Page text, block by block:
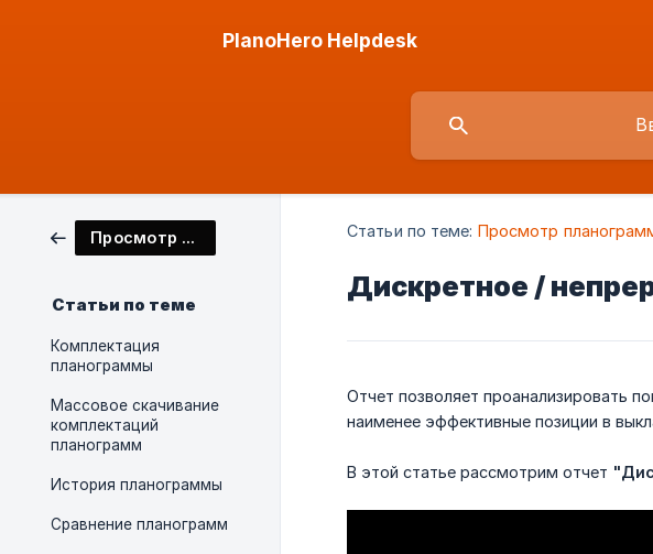
PlanoHero Helpdesk
Просмотр планограмм
Статьи по теме
Комплектация
планограммы
Массовое скачивание
комплектаций
планограмм
История планограммы
Сравнение планограмм
Статьи по теме: Просмотр
Дискретное /
Отчет позволяет проанализировать
наименее эффективные позиции в
В этой статье рассмотрим отчет